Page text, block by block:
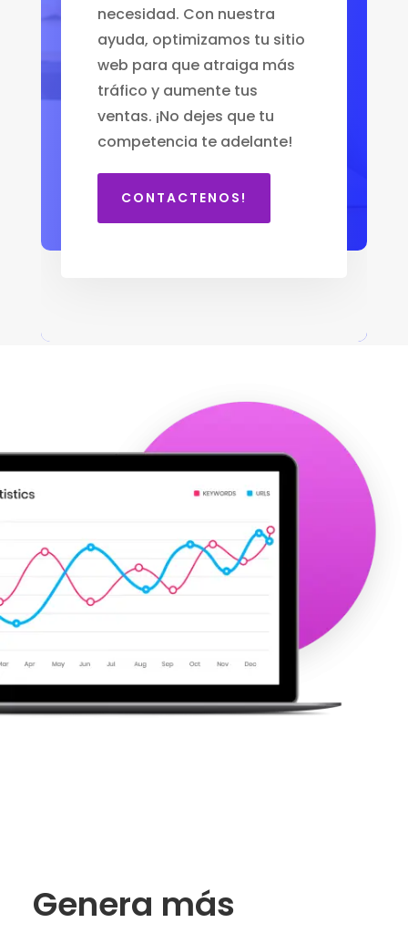
necesidad. Con nuestra
ayuda, optimizamos tu sitio
web para que atraiga más
tráfico y aumente tus
ventas. ¡No dejes que tu
competencia te adelante!
CONTACTENOS!
Genera más